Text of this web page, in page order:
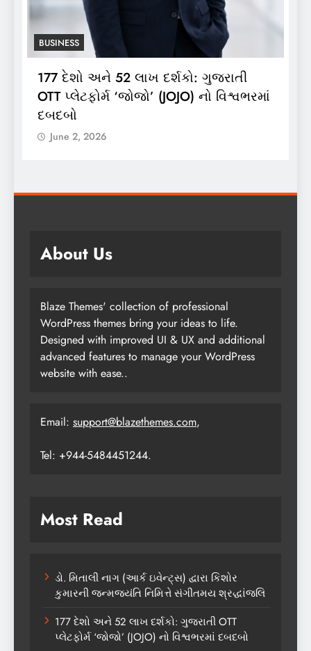
BUSINESS
ભારતગેસ દ્વારા ગ્રાહકો માટે ‘ભારતગેસ
લાઈટ ઝીપ’ 10 કિલો કંપોઝિટ સિલિન્ડરનું
લોન્ચિંગ
June 2, 2026
About Us
Blaze Themes' collection of professional
WordPress themes bring your ideas to life.
Designed with improved UI & UX and additional
advanced features to manage your WordPress
website with ease..
Email: support@blazethemes.com,
Tel: +944-5484451244.
Most Read
ડો. મિતાલી નાગ (આર્ક ઇવેન્ટ્સ) દ્વારા કિશોર
કુમારની જન્મજયંતિ નિમિત્તે સંગીતમય શ્રદ્ધાંજલિ
177 દેશો અને 52 લાખ દર્શકો: ગુજરાતી OTT
પ્લેટફોર્મ ‘જોજો’ (JOJO) નો વિશ્વભરમાં દબદબો